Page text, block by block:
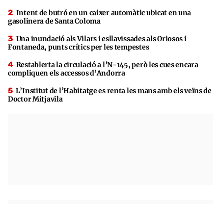
Intent de butró en un caixer automàtic ubicat en una
gasolinera de Santa Coloma
Una inundació als Vilars i esllavissades als Oriosos i
Fontaneda, punts crítics per les tempestes
Restablerta la circulació a l’N-145, però les cues encara
compliquen els accessos d’Andorra
L’Institut de l’Habitatge es renta les mans amb els veïns de
Doctor Mitjavila